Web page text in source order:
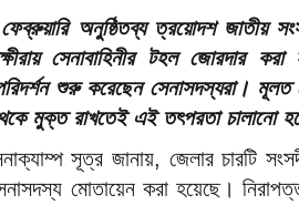
অনুষ্ঠিতব্য ত্রয়োদশ জাতীয়
সেনাবাহিনীর টহল জোরদার
শুরু করেছেন সেনাসদস্যরা।
মুক্ত রাখতেই এই তৎপরতা চালানো
সূত্র জানায়, জেলার চারটি
মোতায়েন করা হয়েছে।